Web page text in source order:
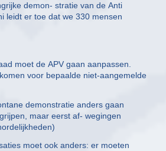
demon- stratie van de Anti
leidt er toe dat we 330 mensen
moet de APV gaan aanpassen.
voor bepaalde niet-aangemelde
demonstratie anders gaan
maar eerst af- wegingen
moet ook anders: er moeten